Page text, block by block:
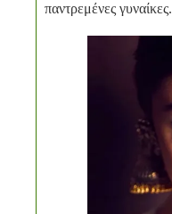
παντρεμένες γυναίκες.